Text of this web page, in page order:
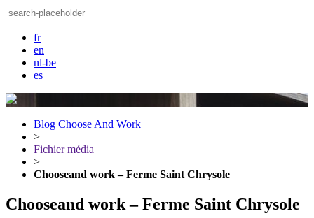
fr
en
nl-be
es
Blog Choose And Work
>
Fichier média
>
Chooseand work – Ferme Saint Chrysole
Chooseand work – Ferme Saint Chrysole